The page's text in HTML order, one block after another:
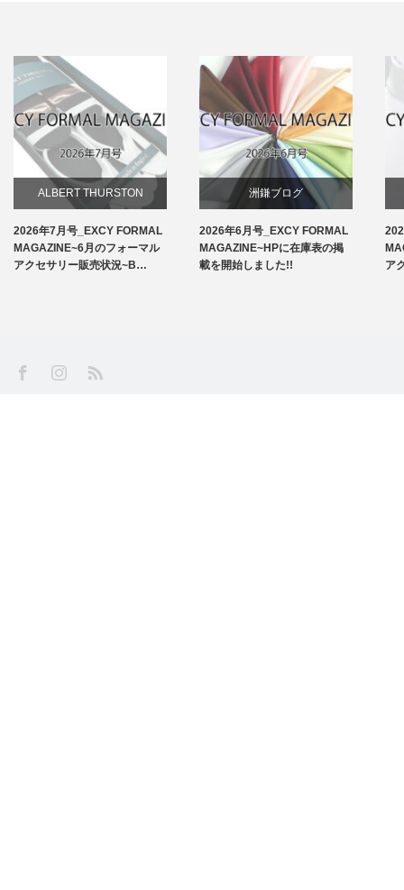
ALBERT THURSTON
お知らせ
2026年7月号_EXCY FORMAL
MAGAZINE~6月のフォーマル
アクセサリー販売状況~B…
洲鎌ブログ
2026年6月号_EXCY FORMAL
MAGAZINE~HPに在庫表の掲
載を開始しました!!
ア
FacebookInstagram